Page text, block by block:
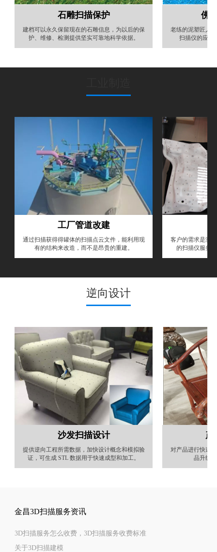
石雕扫描保护
建档可以永久保留现在的石雕信息，为以后的保
护、维修、检测提供坚实可靠地科学依据。
佛
老练的泥塑匠人
扫描仪的应用
工厂管道改建
通过扫描获得得罐体的扫描点云文件，能利用现
有的结构来改造，而不是昂贵的重建。
客户的需求是测
的扫描仪服务
逆向设计
沙发扫描设计
提供逆向工程所需数据，加快设计概念和模拟验
证，可生成 STL 数据用于快速成型和加工。
产
对产品进行快速
品升级
金昌3D扫描服务资讯
3D扫描服务怎么收费，3D扫描服务收费标准
关于3D扫描建模